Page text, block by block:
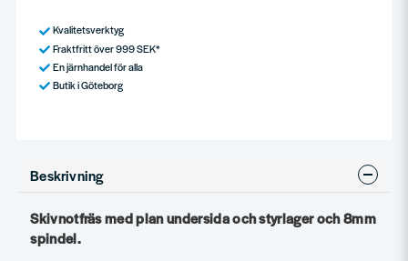
Kvalitetsverktyg
Fraktfritt över 999 SEK*
En järnhandel för alla
Butik i Göteborg
Beskrivning
Skivnotfräs med plan undersida och styrlager och 8mm
spindel.